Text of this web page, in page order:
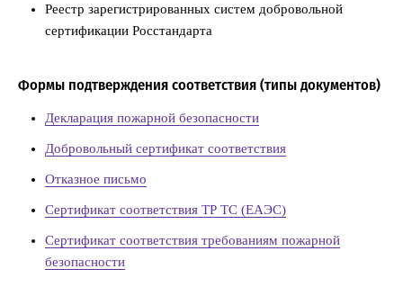
Реестр зарегистрированных систем добровольной
сертификации Росстандарта
Формы подтверждения соответствия (типы документов)
Декларация пожарной безопасности
Добровольный сертификат соответствия
Отказное письмо
Сертификат соответствия ТР ТС (ЕАЭС)
Сертификат соответствия требованиям пожарной
безопасности